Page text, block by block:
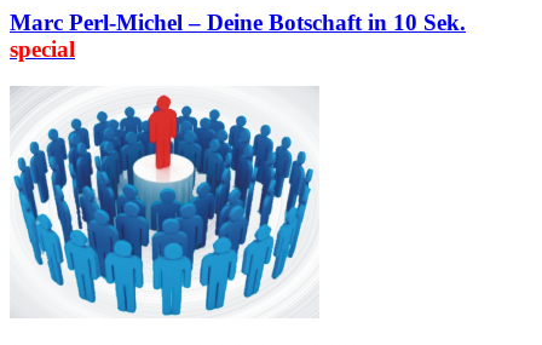
Marc Perl-Michel – Deine Botschaft in 10 Sek.
special